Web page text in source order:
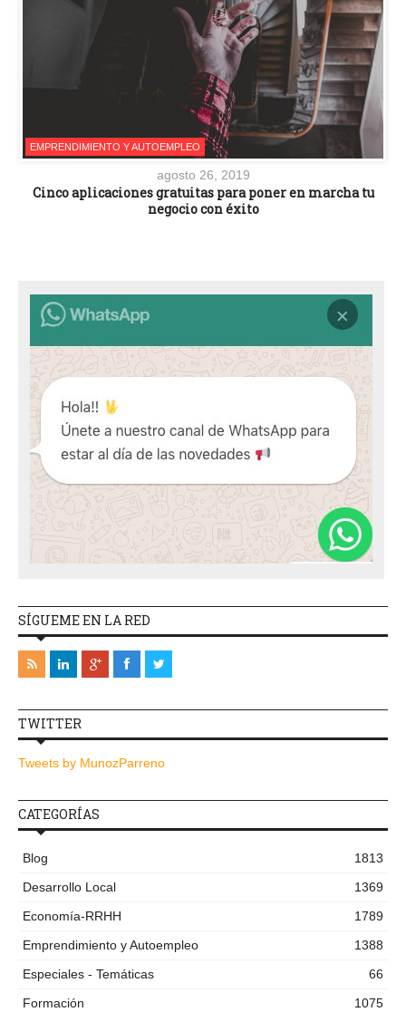
EMPRENDIMIENTO Y AUTOEMPLEO
agosto 26, 2019
Cinco aplicaciones gratuitas para poner en marcha tu
negocio con éxito
SÍGUEME EN LA RED
TWITTER
Tweets by MunozParreno
CATEGORÍAS
Blog
1813
Desarrollo Local
1369
Economía-RRHH
1789
Emprendimiento y Autoempleo
1388
Especiales - Temáticas
66
Formación
1075